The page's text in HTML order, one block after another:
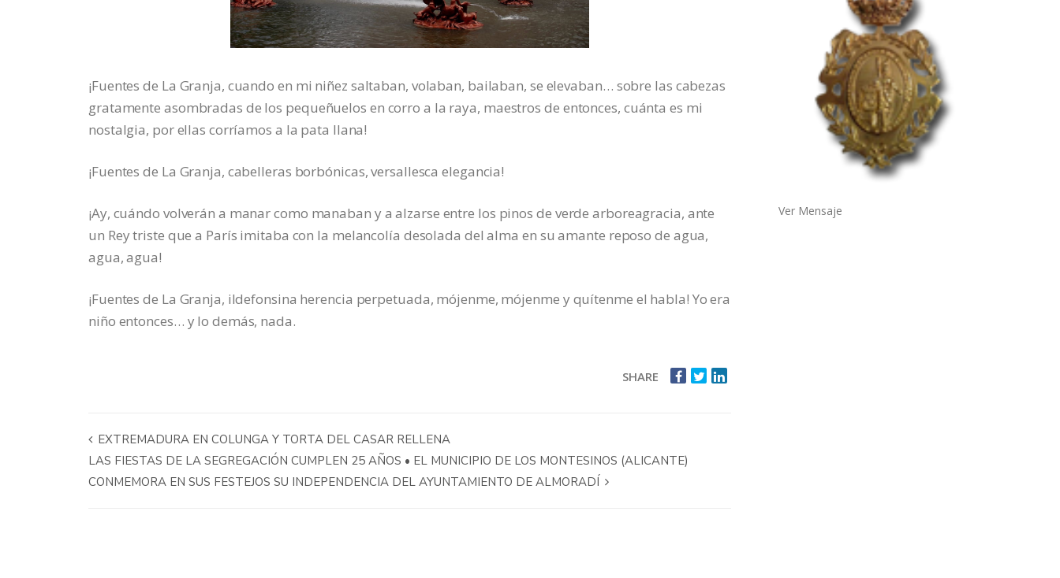
¡Fuentes de La Granja, cuando en mi niñez saltaban, volaban, bailaban, se elevaban… sobre las cabezas
gratamente asombradas de los pequeñuelos en corro a la raya, maestros de entonces, cuánta es mi
nostalgia, por ellas corríamos a la pata llana!
¡Fuentes de La Granja, cabelleras borbónicas, versallesca elegancia!
¡Ay, cuándo volverán a manar como manaban y a alzarse entre los pinos de verde arboreagracia, ante
un Rey triste que a París imitaba con la melancolía desolada del alma en su amante reposo de agua,
agua, agua!
¡Fuentes de La Granja, ildefonsina herencia perpetuada, mójenme, mójenme y quítenme el habla! Yo era
niño entonces… y lo demás, nada.
SHARE
EXTREMADURA EN COLUNGA Y TORTA DEL CASAR RELLENA
LAS FIESTAS DE LA SEGREGACIÓN CUMPLEN 25 AÑOS • EL MUNICIPIO DE LOS MONTESINOS (ALICANTE)
CONMEMORA EN SUS FESTEJOS SU INDEPENDENCIA DEL AYUNTAMIENTO DE ALMORADÍ
Ver Mensaje